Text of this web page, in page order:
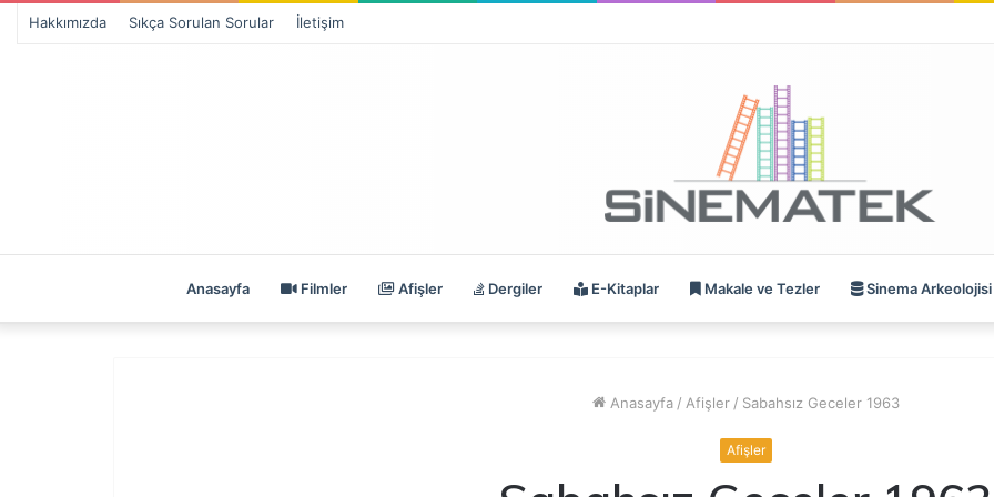
Hakkımızda Sıkça Sorulan Sorular İletişim
Anasayfa Filmler Afişler Dergiler E-Kitaplar Makale ve Tezler Sinema Arkeolojisi
Anasayfa / Afişler / Sabahsız Geceler 1963
Afişler